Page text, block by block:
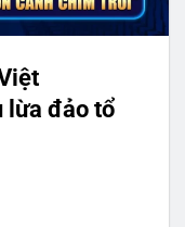
lừa đảo tổ